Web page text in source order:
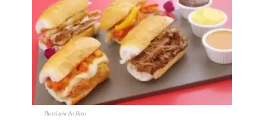
Pastelaria do Beto